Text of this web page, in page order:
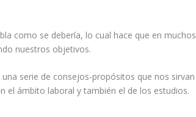
como se debería, lo cual hace que en muchos
nuestros objetivos.
serie de consejos-propósitos que nos sirvan
el ámbito laboral y también el de los estudios.